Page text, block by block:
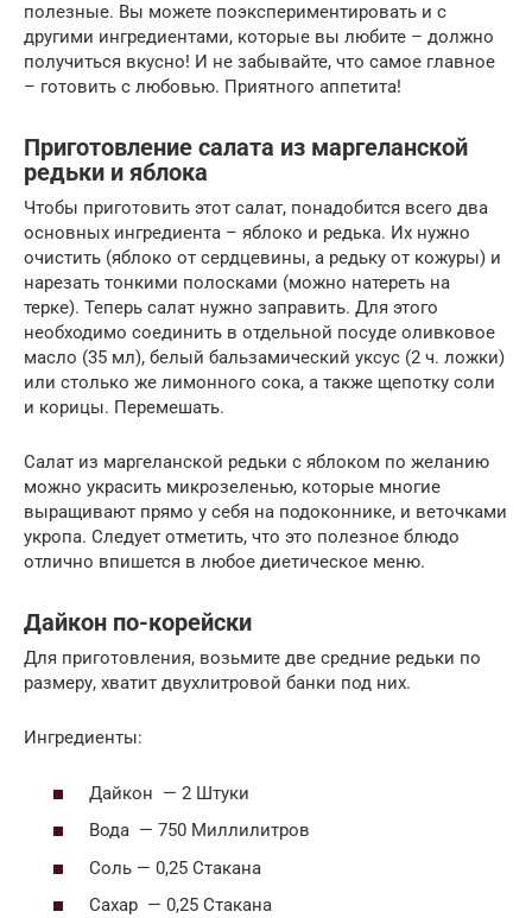
полезные. Вы можете поэкспериментировать и с
другими ингредиентами, которые вы любите – должно
получиться вкусно! И не забывайте, что самое главное
– готовить с любовью. Приятного аппетита!
Приготовление салата из маргеланской
редьки и яблока
Чтобы приготовить этот салат, понадобится всего два
основных ингредиента – яблоко и редька. Их нужно
очистить (яблоко от сердцевины, а редьку от кожуры) и
нарезать тонкими полосками (можно натереть на
терке). Теперь салат нужно заправить. Для этого
необходимо соединить в отдельной посуде оливковое
масло (35 мл), белый бальзамический уксус (2 ч. ложки)
или столько же лимонного сока, а также щепотку соли
и корицы. Перемешать.
Салат из маргеланской редьки с яблоком по желанию
можно украсить микрозеленью, которые многие
выращивают прямо у себя на подоконнике, и веточками
укропа. Следует отметить, что это полезное блюдо
отлично впишется в любое диетическое меню.
Дайкон по-корейски
Для приготовления, возьмите две средние редьки по
размеру, хватит двухлитровой банки под них.
Ингредиенты:
Дайкон — 2 Штуки
Вода — 750 Миллилитров
Соль — 0,25 Стакана
Сахар — 0,25 Стакана